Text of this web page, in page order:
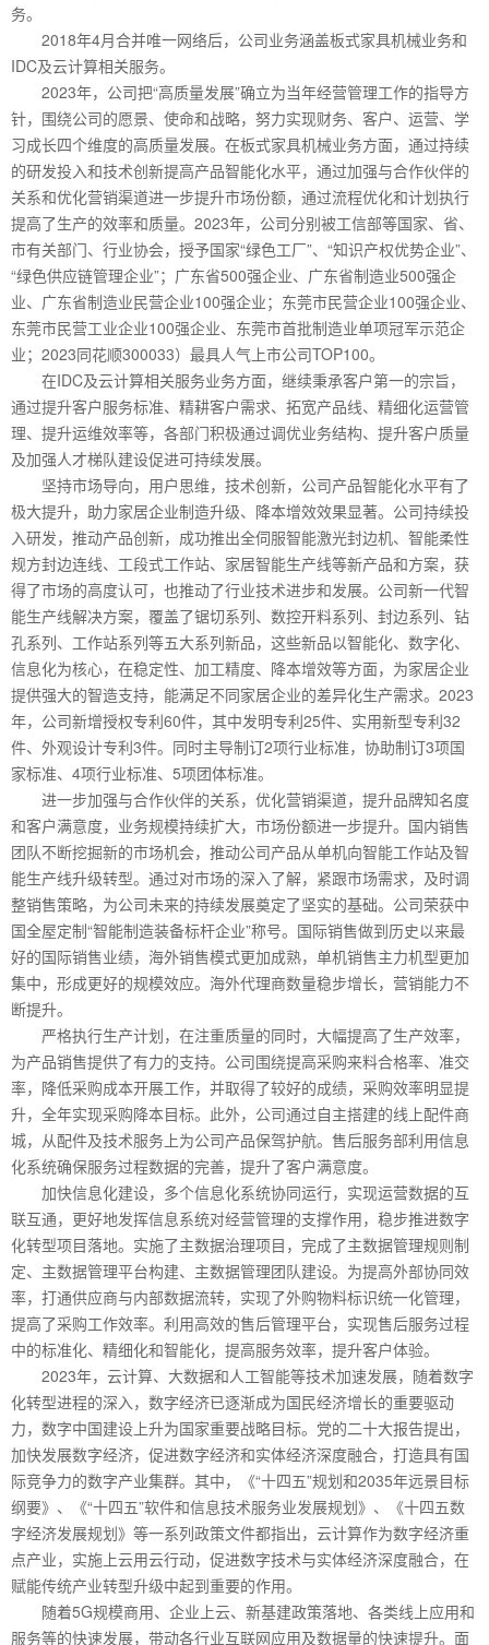
务。
2018年4月合并唯一网络后，公司业务涵盖板式家具机械业务和
IDC及云计算相关服务。
2023年，公司把“高质量发展”确立为当年经营管理工作的指导方
针，围绕公司的愿景、使命和战略，努力实现财务、客户、运营、学
习成长四个维度的高质量发展。在板式家具机械业务方面，通过持续
的研发投入和技术创新提高产品智能化水平，通过加强与合作伙伴的
关系和优化营销渠道进一步提升市场份额，通过流程优化和计划执行
提高了生产的效率和质量。2023年，公司分别被工信部等国家、省、
市有关部门、行业协会，授予国家“绿色工厂”、“知识产权优势企业”、
“绿色供应链管理企业”；广东省500强企业、广东省制造业500强企
业、广东省制造业民营企业100强企业；东莞市民营企业100强企业、
东莞市民营工业企业100强企业、东莞市首批制造业单项冠军示范企
业；2023同花顺300033）最具人气上市公司TOP100。
在IDC及云计算相关服务业务方面，继续秉承客户第一的宗旨，
通过提升客户服务标准、精耕客户需求、拓宽产品线、精细化运营管
理、提升运维效率等，各部门积极通过调优业务结构、提升客户质量
及加强人才梯队建设促进可持续发展。
坚持市场导向，用户思维，技术创新，公司产品智能化水平有了
极大提升，助力家居企业制造升级、降本增效效果显著。公司持续投
入研发，推动产品创新，成功推出全伺服智能激光封边机、智能柔性
规方封边连线、工段式工作站、家居智能生产线等新产品和方案，获
得了市场的高度认可，也推动了行业技术进步和发展。公司新一代智
能生产线解决方案，覆盖了锯切系列、数控开料系列、封边系列、钻
孔系列、工作站系列等五大系列新品，这些新品以智能化、数字化、
信息化为核心，在稳定性、加工精度、降本增效等方面，为家居企业
提供强大的智造支持，能满足不同家居企业的差异化生产需求。2023
年，公司新增授权专利60件，其中发明专利25件、实用新型专利32
件、外观设计专利3件。同时主导制订2项行业标准，协助制订3项国
家标准、4项行业标准、5项团体标准。
进一步加强与合作伙伴的关系，优化营销渠道，提升品牌知名度
和客户满意度，业务规模持续扩大，市场份额进一步提升。国内销售
团队不断挖掘新的市场机会，推动公司产品从单机向智能工作站及智
能生产线升级转型。通过对市场的深入了解，紧跟市场需求，及时调
整销售策略，为公司未来的持续发展奠定了坚实的基础。公司荣获中
国全屋定制“智能制造装备标杆企业”称号。国际销售做到历史以来最
好的国际销售业绩，海外销售模式更加成熟，单机销售主力机型更加
集中，形成更好的规模效应。海外代理商数量稳步增长，营销能力不
断提升。
严格执行生产计划，在注重质量的同时，大幅提高了生产效率，
为产品销售提供了有力的支持。公司围绕提高采购来料合格率、准交
率，降低采购成本开展工作，并取得了较好的成绩，采购效率明显提
升，全年实现采购降本目标。此外，公司通过自主搭建的线上配件商
城，从配件及技术服务上为公司产品保驾护航。售后服务部利用信息
化系统确保服务过程数据的完善，提升了客户满意度。
加快信息化建设，多个信息化系统协同运行，实现运营数据的互
联互通，更好地发挥信息系统对经营管理的支撑作用，稳步推进数字
化转型项目落地。实施了主数据治理项目，完成了主数据管理规则制
定、主数据管理平台构建、主数据管理团队建设。为提高外部协同效
率，打通供应商与内部数据流转，实现了外购物料标识统一化管理，
提高了采购工作效率。利用高效的售后管理平台，实现售后服务过程
中的标准化、精细化和智能化，提高服务效率，提升客户体验。
2023年，云计算、大数据和人工智能等技术加速发展，随着数字
化转型进程的深入，数字经济已逐渐成为国民经济增长的重要驱动
力，数字中国建设上升为国家重要战略目标。党的二十大报告提出，
加快发展数字经济，促进数字经济和实体经济深度融合，打造具有国
际竞争力的数字产业集群。其中，《“十四五”规划和2035年远景目标
纲要》、《“十四五”软件和信息技术服务业发展规划》、《十四五数
字经济发展规划》等一系列政策文件都指出，云计算作为数字经济重
点产业，实施上云用云行动，促进数字技术与实体经济深度融合，在
赋能传统产业转型升级中起到重要的作用。
随着5G规模商用、企业上云、新基建政策落地、各类线上应用和
服务等的快速发展，带动各行业互联网应用及数据量的快速提升。面